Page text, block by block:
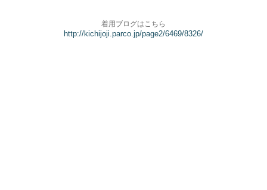
着用ブログはこちら
http://kichijoji.parco.jp/page2/6469/8326/